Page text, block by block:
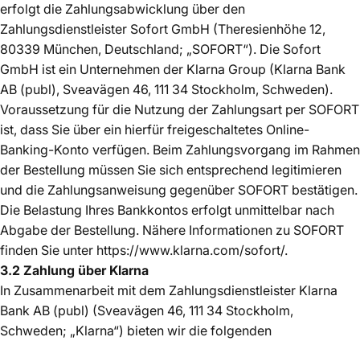
erfolgt die Zahlungsabwicklung über den
Zahlungsdienstleister Sofort GmbH (Theresienhöhe 12,
80339 München, Deutschland; „SOFORT“). Die Sofort
GmbH ist ein Unternehmen der Klarna Group (Klarna Bank
AB (publ), Sveavägen 46, 111 34 Stockholm, Schweden).
Voraussetzung für die Nutzung der Zahlungsart per SOFORT
ist, dass Sie über ein hierfür freigeschaltetes Online-
Banking-Konto verfügen. Beim Zahlungsvorgang im Rahmen
der Bestellung müssen Sie sich entsprechend legitimieren
und die Zahlungsanweisung gegenüber SOFORT bestätigen.
Die Belastung Ihres Bankkontos erfolgt unmittelbar nach
Abgabe der Bestellung. Nähere Informationen zu SOFORT
finden Sie unter https://www.klarna.com/sofort/.
3.2 Zahlung über Klarna
In Zusammenarbeit mit dem Zahlungsdienstleister Klarna
Bank AB (publ) (Sveavägen 46, 111 34 Stockholm,
Schweden; „Klarna“) bieten wir die folgenden